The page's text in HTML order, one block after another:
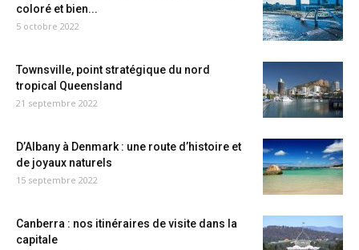
coloré et bien...
5 octobre 2022
Townsville, point stratégique du nord
tropical Queensland
21 septembre 2022
D’Albany à Denmark : une route d’histoire et
de joyaux naturels
15 septembre 2022
Canberra : nos itinéraires de visite dans la
capitale